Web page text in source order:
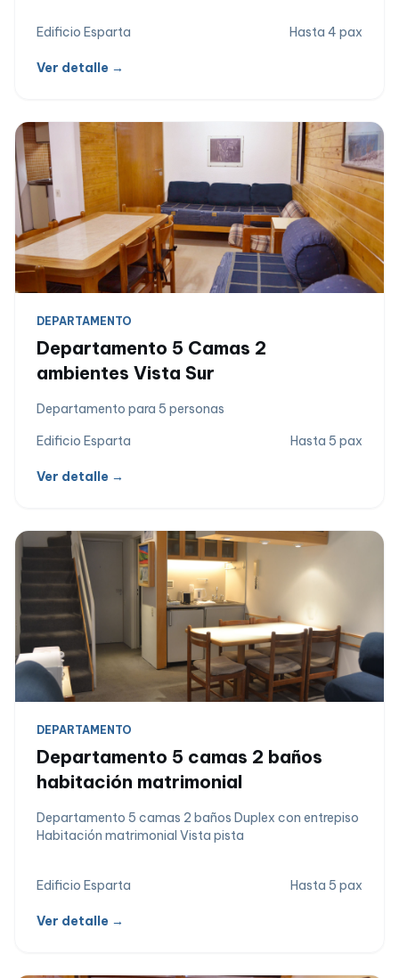
Edificio Esparta Hasta 4 pax
Ver detalle →
DEPARTAMENTO
Departamento 5 Camas 2
ambientes Vista Sur
Departamento para 5 personas
Edificio Esparta
Hasta 5 pax
Ver detalle →
DEPARTAMENTO
Departamento 5 camas 2 baños
habitación matrimonial
Departamento 5 camas 2 baños Duplex con entrepiso
Habitación matrimonial Vista pista
Edificio Esparta Hasta 5 pax
Ver detalle →